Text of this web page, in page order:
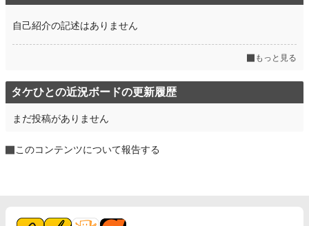
自己紹介の記述はありません
もっと見る
タケひとの近況ボードの更新履歴
まだ投稿がありません
このコンテンツについて報告する